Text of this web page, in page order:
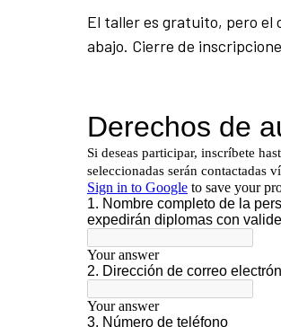
El taller es gratuito, pero el
abajo. Cierre de